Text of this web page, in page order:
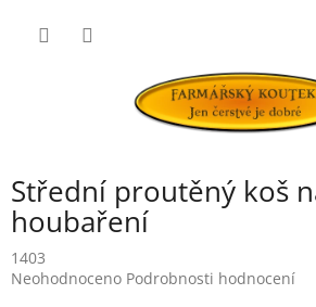
Střední proutěný koš
houbaření
1403
Průměrné
Neohodnoceno Podrobnosti hodnocení